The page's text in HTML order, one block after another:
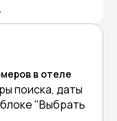
в отеле
поиска, даты
"Выбрать